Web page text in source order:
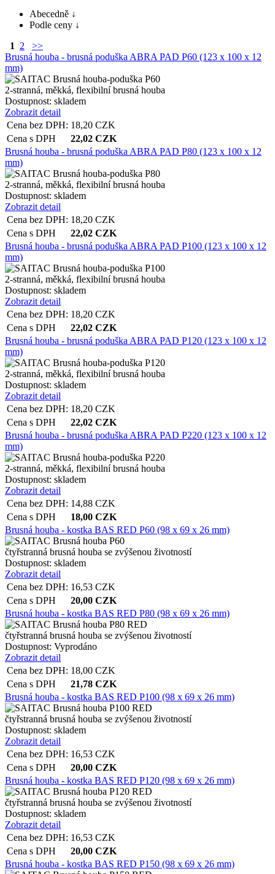
Abecedně ↓
Podle ceny ↓
1
2
>>
Brusná houba - brusná poduška ABRA PAD P60 (123 x 100 x 12
mm)
2-stranná, měkká, flexibilní brusná houba
Dostupnost: skladem
Zobrazit detail
Cena bez DPH: 18,20 CZK
Cena s DPH
22,02 CZK
Brusná houba - brusná poduška ABRA PAD P80 (123 x 100 x 12
mm)
2-stranná, měkká, flexibilní brusná houba
Dostupnost: skladem
Zobrazit detail
Cena bez DPH: 18,20 CZK
Cena s DPH
22,02 CZK
Brusná houba - brusná poduška ABRA PAD P100 (123 x 100 x 12
mm)
2-stranná, měkká, flexibilní brusná houba
Dostupnost: skladem
Zobrazit detail
Cena bez DPH: 18,20 CZK
Cena s DPH
22,02 CZK
Brusná houba - brusná poduška ABRA PAD P120 (123 x 100 x 12
mm)
2-stranná, měkká, flexibilní brusná houba
Dostupnost: skladem
Zobrazit detail
Cena bez DPH: 18,20 CZK
Cena s DPH
22,02 CZK
Brusná houba - brusná poduška ABRA PAD P220 (123 x 100 x 12
mm)
2-stranná, měkká, flexibilní brusná houba
Dostupnost: skladem
Zobrazit detail
Cena bez DPH: 14,88 CZK
Cena s DPH
18,00 CZK
Brusná houba - kostka BAS RED P60 (98 x 69 x 26 mm)
čtyřstranná brusná houba se zvýšenou životností
Dostupnost: skladem
Zobrazit detail
Cena bez DPH: 16,53 CZK
Cena s DPH
20,00 CZK
Brusná houba - kostka BAS RED P80 (98 x 69 x 26 mm)
čtyřstranná brusná houba se zvýšenou životností
Dostupnost: Vyprodáno
Zobrazit detail
Cena bez DPH: 18,00 CZK
Cena s DPH
21,78 CZK
Brusná houba - kostka BAS RED P100 (98 x 69 x 26 mm)
čtyřstranná brusná houba se zvýšenou životností
Dostupnost: skladem
Zobrazit detail
Cena bez DPH: 16,53 CZK
Cena s DPH
20,00 CZK
Brusná houba - kostka BAS RED P120 (98 x 69 x 26 mm)
čtyřstranná brusná houba se zvýšenou životností
Dostupnost: skladem
Zobrazit detail
Cena bez DPH: 16,53 CZK
Cena s DPH
20,00 CZK
Brusná houba - kostka BAS RED P150 (98 x 69 x 26 mm)